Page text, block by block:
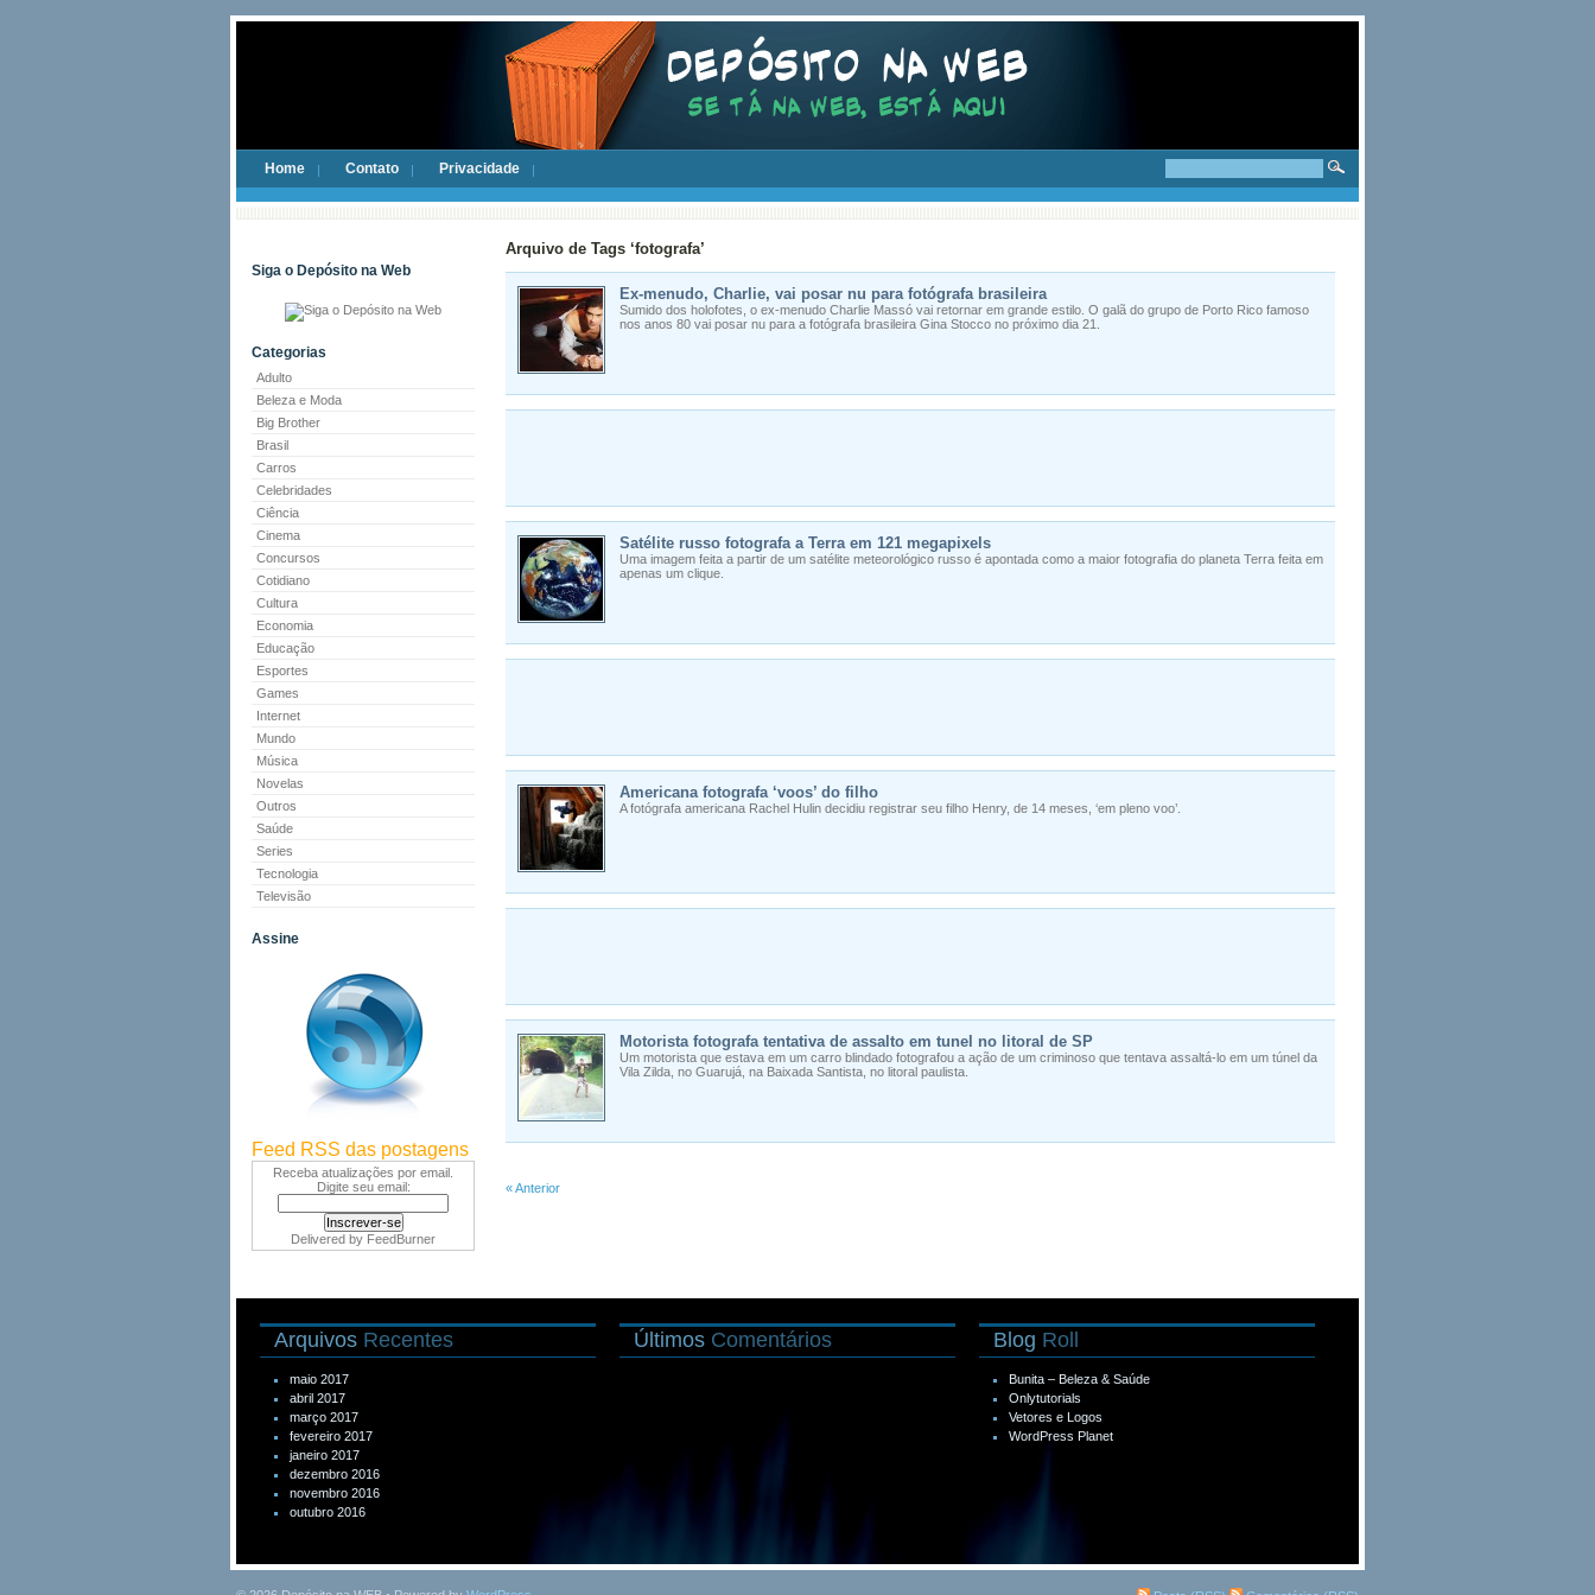
Home Contato Privacidade
Siga o Depósito na Web
Categorias
Adulto
Beleza e Moda
Big Brother
Brasil
Carros
Celebridades
Ciência
Cinema
Concursos
Cotidiano
Cultura
Economia
Educação
Esportes
Games
Internet
Mundo
Música
Novelas
Outros
Saúde
Series
Tecnologia
Televisão
Assine
Feed RSS das postagens
Receba atualizações por email.
Digite seu email:
Delivered by FeedBurner
Arquivo de Tags ‘fotografa’
Ex-menudo, Charlie, vai posar nu para fotógrafa brasileira
Sumido dos holofotes, o ex-menudo Charlie Massó vai retornar em grande estilo. O galã do grupo de Porto Rico famoso
nos anos 80 vai posar nu para a fotógrafa brasileira Gina Stocco no próximo dia 21.
Satélite russo fotografa a Terra em 121 megapixels
Uma imagem feita a partir de um satélite meteorológico russo é apontada como a maior fotografia do planeta Terra feita em
apenas um clique.
Americana fotografa ‘voos’ do filho
A fotógrafa americana Rachel Hulin decidiu registrar seu filho Henry, de 14 meses, ‘em pleno voo’.
Motorista fotografa tentativa de assalto em tunel no litoral de SP
Um motorista que estava em um carro blindado fotografou a ação de um criminoso que tentava assaltá-lo em um túnel da
Vila Zilda, no Guarujá, na Baixada Santista, no litoral paulista.
« Anterior
Arquivos Recentes
maio 2017
abril 2017
março 2017
fevereiro 2017
janeiro 2017
dezembro 2016
novembro 2016
outubro 2016
Últimos Comentários Blog Roll
Bunita – Beleza & Saúde
Onlytutorials
Vetores e Logos
WordPress Planet